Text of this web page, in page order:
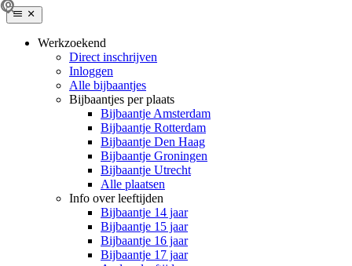
Werkzoekend
Direct inschrijven
Inloggen
Alle bijbaantjes
Bijbaantjes per plaats
Bijbaantje Amsterdam
Bijbaantje Rotterdam
Bijbaantje Den Haag
Bijbaantje Groningen
Bijbaantje Utrecht
Alle plaatsen
Info over leeftijden
Bijbaantje 14 jaar
Bijbaantje 15 jaar
Bijbaantje 16 jaar
Bijbaantje 17 jaar